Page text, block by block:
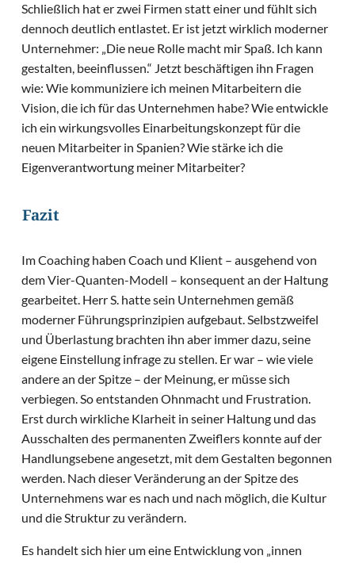
Schließlich hat er zwei Firmen statt einer und fühlt sich
dennoch deutlich entlastet. Er ist jetzt wirklich moderner
Unternehmer: „Die neue Rolle macht mir Spaß. Ich kann
gestalten, beeinflussen.“ Jetzt beschäftigen ihn Fragen
wie: Wie kommuniziere ich meinen Mitarbeitern die
Vision, die ich für das Unternehmen habe? Wie entwickle
ich ein wirkungsvolles Einarbeitungskonzept für die
neuen Mitarbeiter in Spanien? Wie stärke ich die
Eigenverantwortung meiner Mitarbeiter?
Fazit
Im Coaching haben Coach und Klient – ausgehend von
dem Vier-Quanten-Modell – konsequent an der Haltung
gearbeitet. Herr S. hatte sein Unternehmen gemäß
moderner Führungsprinzipien aufgebaut. Selbstzweifel
und Überlastung brachten ihn aber immer dazu, seine
eigene Einstellung infrage zu stellen. Er war – wie viele
andere an der Spitze – der Meinung, er müsse sich
verbiegen. So entstanden Ohnmacht und Frustration.
Erst durch wirkliche Klarheit in seiner Haltung und das
Ausschalten des permanenten Zweiflers konnte auf der
Handlungsebene angesetzt, mit dem Gestalten begonnen
werden. Nach dieser Veränderung an der Spitze des
Unternehmens war es nach und nach möglich, die Kultur
und die Struktur zu verändern.
Es handelt sich hier um eine Entwicklung von „innen